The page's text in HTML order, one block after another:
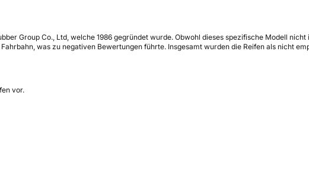
Group Co., Ltd, welche 1986 gegründet wurde. Obwohl dieses spezifische Modell
was zu negativen Bewertungen führte. Insgesamt wurden die Reifen als nicht
vor.